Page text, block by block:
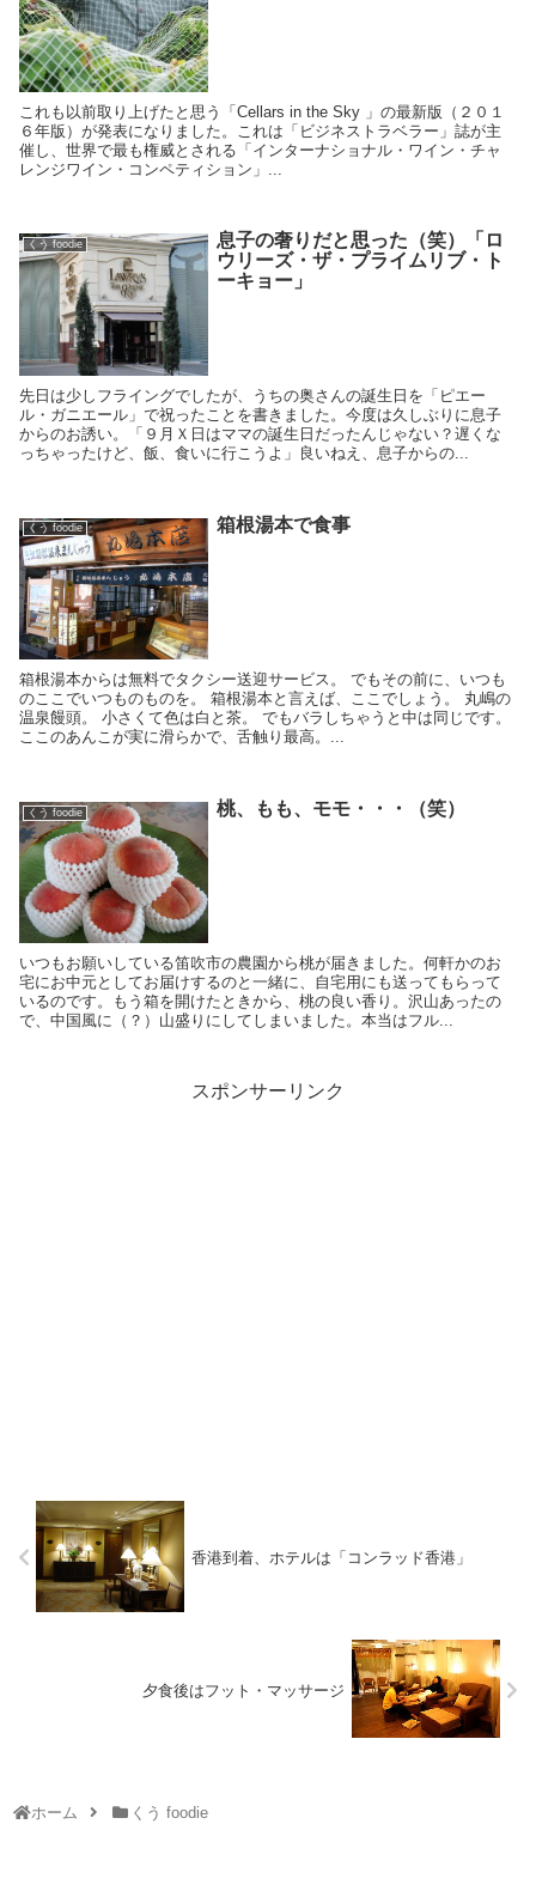
これも以前取り上げたと思う「Cellars in the Sky 」の最新版（２０１
６年版）が発表になりました。これは「ビジネストラベラー」誌が主
催し、世界で最も権威とされる「インターナショナル・ワイン・チャ
レンジワイン・コンペティション」...
くう foodie
息子の奢りだと思った（笑）「ロ
ウリーズ・ザ・プライムリブ・ト
ーキョー」
先日は少しフライングでしたが、うちの奥さんの誕生日を「ピエー
ル・ガニエール」で祝ったことを書きました。今度は久しぶりに息子
からのお誘い。「９月Ｘ日はママの誕生日だったんじゃない？遅くな
っちゃったけど、飯、食いに行こうよ」良いねえ、息子からの...
くう foodie 箱根湯本で食事
箱根湯本からは無料でタクシー送迎サービス。 でもその前に、いつも
のここでいつものものを。 箱根湯本と言えば、ここでしょう。 丸嶋の
温泉饅頭。 小さくて色は白と茶。 でもバラしちゃうと中は同じです。
ここのあんこが実に滑らかで、舌触り最高。...
くう foodie 桃、もも、モモ・・・（笑）
いつもお願いしている笛吹市の農園から桃が届きました。何軒かのお
宅にお中元としてお届けするのと一緒に、自宅用にも送ってもらって
いるのです。もう箱を開けたときから、桃の良い香り。沢山あったの
で、中国風に（？）山盛りにしてしまいました。本当はフル...
スポンサーリンク
香港到着、ホテルは「コンラッド香港」
夕食後はフット・マッサージ
ホーム くう foodie